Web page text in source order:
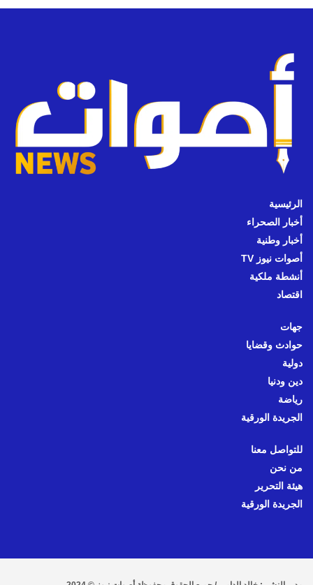
الرئيسية
أخبار الصحراء
أخبار وطنية
أصوات نيوز TV
أنشطة ملكية
اقتصاد
جهات
حوادث وقضايا
دولية
دين ودنيا
رياضة
الجريدة الورقية
للتواصل معنا
من نحن
هيئة التحرير
الجريدة الورقية